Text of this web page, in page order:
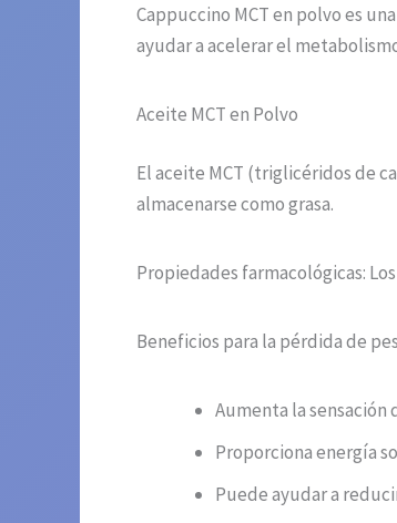
Cappuccino MCT en polvo es
ayudar a acelerar el
Aceite MCT en Polvo
El aceite MCT (triglicéridos de
almacenarse como grasa.
Propiedades farmacológicas:
Beneficios para la pérdida de
Aumenta la
Proporciona energía
Puede ayudar a